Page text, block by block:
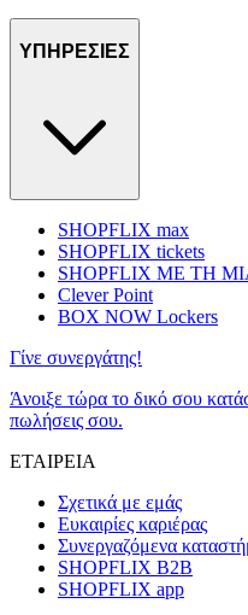
ΥΠΗΡΕΣΙΕΣ
SHOPFLIX max
SHOPFLIX tickets
SHOPFLIX ΜΕ ΤΗ
Clever Point
BOX NOW Lockers
Γίνε συνεργάτης!
Άνοιξε τώρα το δικό σου
πωλήσεις σου.
ΕΤΑΙΡΕΙΑ
Σχετικά με εμάς
Ευκαιρίες καριέρας
Συνεργαζόμενα
SHOPFLIX B2B
SHOPFLIX app